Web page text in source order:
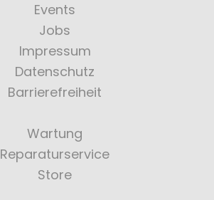
Events
Jobs
Impressum
Datenschutz
Barrierefreiheit
Wartung
Reparaturservice
Store